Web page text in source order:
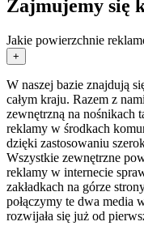
Zajmujemy się
Jakie powierzchnie
+
W naszej bazie znajdują
całym kraju. Razem z
zewnętrzną na nośnikach
reklamy w środkach
dzięki zastosowaniu
Wszystkie zewnętrzne
reklamy w internecie
zakładkach na górze
połączymy te dwa media
rozwijała się już od